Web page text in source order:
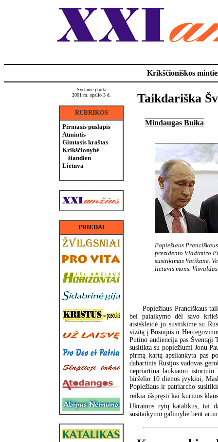
Krikščioniškos
Svetainė įkurta
2001 m. spalio 3 d.
RUBRIKOS
Pirmasis puslapis
Atmintis
Gimtasis kraštas
Krikščionybė
šiandien
Lietuva
PRIEDAI
Taikdariška
Mindaugas Buika
Popiežiaus
prezidento Vladimiro
susitikimas Vatikane.
lietuvis mons.
Popiežiaus Pranciškaus
bei palaikymo dėl savo
atsiskleidė jo susitikime su
vizitą į Bosnijos ir
Putino audiencija pas Šventąjį
susitikta su popiežiumi Jonu
pirmą kartą apsilankyta pas
dabartinis Rusijos vadovas
nepriartina laukiamo istorinio
birželio 10 dienos įvykiui,
Popiežiaus ir patriarcho
reikia išspręsti kai kuriuos
Ukrainos rytų katalikus, tai
susitaikymo galimybė bent